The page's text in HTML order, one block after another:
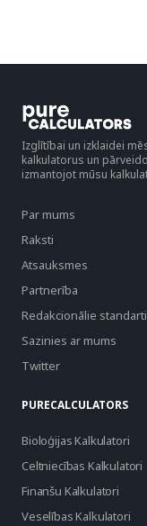
Izglītībai un izklaidei
kalkulatorus un
izmantojot mūsu
Par mums
Raksti
Atsauksmes
Partnerība
Redakcionālie standarti
Sazinies ar mums
Twitter
PURECALCULATORS
Bioloģijas Kalkulatori
Celtniecības Kalkulatori
Finanšu Kalkulatori
Veselības Kalkulatori